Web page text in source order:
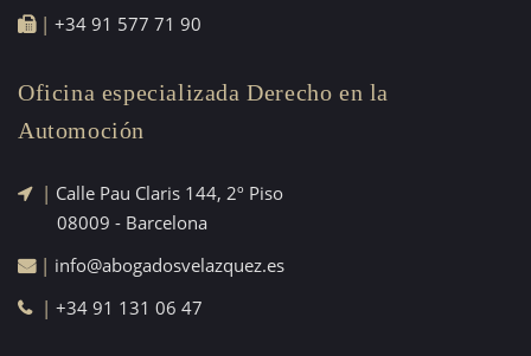
| +34 91 577 71 90
Oficina especializada Derecho en la
Automoción
| Calle Pau Claris 144, 2º Piso
08009 - Barcelona
| info@abogadosvelazquez.es
| +34 91 131 06 47